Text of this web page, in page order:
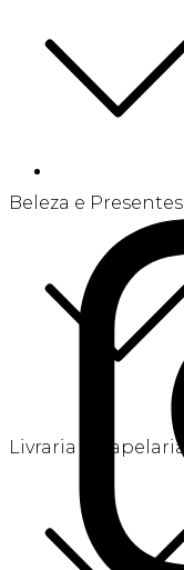
Beleza e Presentes
Livraria e Papelaria